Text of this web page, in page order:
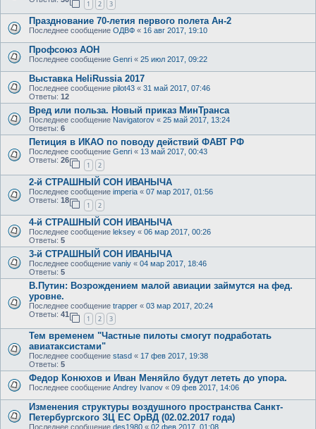
1 2 3
Празднование 70-летия первого полета Ан-2
Последнее сообщение ОДВФ « 16 авг 2017, 19:10
Профсоюз АОН
Последнее сообщение Genri « 25 июл 2017, 09:22
Выставка HeliRussia 2017
Последнее сообщение pilot43 « 31 май 2017, 07:46
Ответы: 12
Вред или польза. Новый приказ МинТранса
Последнее сообщение Navigatorov « 25 май 2017, 13:24
Ответы: 6
Петиция в ИКАО по поводу действий ФАВТ РФ
Последнее сообщение Genri « 13 май 2017, 00:43
Ответы: 26
1 2
2-й СТРАШНЫЙ СОН ИВАНЫЧА
Последнее сообщение imperia « 07 мар 2017, 01:56
Ответы: 18
1 2
4-й СТРАШНЫЙ СОН ИВАНЫЧА
Последнее сообщение leksey « 06 мар 2017, 00:26
Ответы: 5
3-й СТРАШНЫЙ СОН ИВАНЫЧА
Последнее сообщение vaniy « 04 мар 2017, 18:46
Ответы: 5
В.Путин: Возрождением малой авиации займутся на фед.
уровне.
Последнее сообщение trapper « 03 мар 2017, 20:24
Ответы: 41
1 2 3
Тем временем "Частные пилоты смогут подработать
авиатаксистами"
Последнее сообщение stasd « 17 фев 2017, 19:38
Ответы: 5
Федор Конюхов и Иван Меняйло будут лететь до упора.
Последнее сообщение Andrey Ivanov « 09 фев 2017, 14:06
Изменения структуры воздушного пространства Санкт-
Петербургского ЗЦ ЕС ОрВД (02.02.2017 года)
Последнее сообщение des1980 « 02 фев 2017, 01:08